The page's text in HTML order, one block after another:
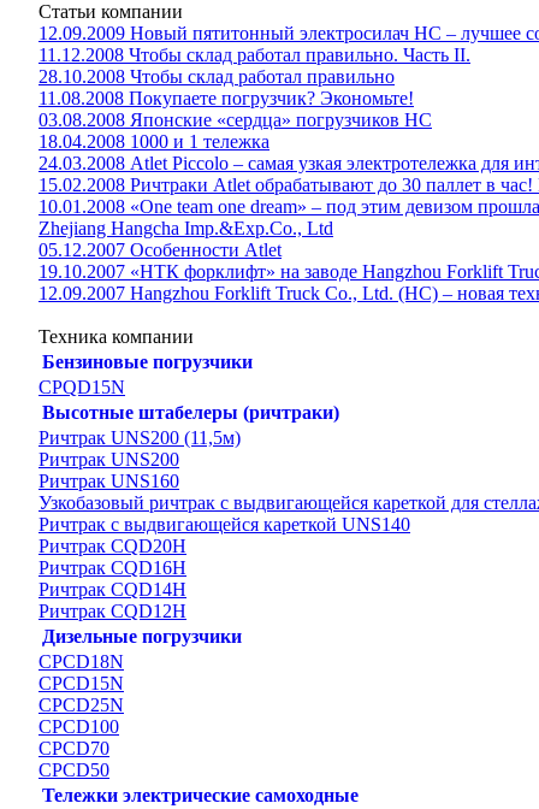
Статьи компании
12.09.2009 Новый пятитонный электросилач НС – лучшее
11.12.2008 Чтобы склад работал правильно. Часть II.
28.10.2008 Чтобы склад работал правильно
11.08.2008 Покупаете погрузчик? Экономьте!
03.08.2008 Японские «сердца» погрузчиков НС
18.04.2008 1000 и 1 тележка
24.03.2008 Atlet Piccolo – самая узкая электротележка для
15.02.2008 Ричтраки Atlet обрабатывают до 30 паллет в час!
10.01.2008 «One team one dream» – под этим девизом
Zhejiang Hangcha Imp.&Exp.Co., Ltd
05.12.2007 Особенности Atlet
19.10.2007 «НТК форклифт» на заводе Hangzhou Forklift
12.09.2007 Hangzhou Forklift Truck Co., Ltd. (НС) – новая
Техника компании
Бензиновые погрузчики
CPQD15N
Высотные штабелеры (ричтраки)
Ричтрак UNS200 (11,5м)
Ричтрак UNS200
Ричтрак UNS160
Узкобазовый ричтрак с выдвигающейся кареткой для
Ричтрак с выдвигающейся кареткой UNS140
Ричтрак CQD20H
Ричтрак CQD16H
Ричтрак CQD14H
Ричтрак CQD12H
Дизельные погрузчики
CPCD18N
CPCD15N
CPCD25N
CPCD100
CPCD70
CPCD50
Тележки электрические самоходные